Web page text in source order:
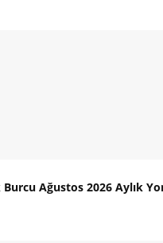
Ağustos 2026 Aylık